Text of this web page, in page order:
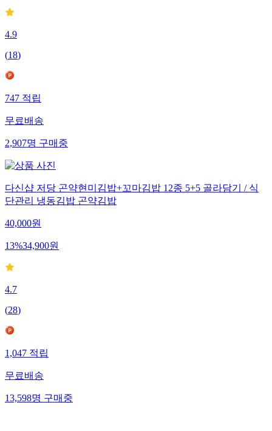
4.9
(18)
747적립
무료배송
2,907명구매중
다신샵 저당 곤약현미김밥+꼬마김밥 12종 5+5 골라담기 / 식
단관리 냉동김밥 곤약김밥
40,000원
13%34,900원
4.7
(28)
1,047적립
무료배송
13,598명구매중